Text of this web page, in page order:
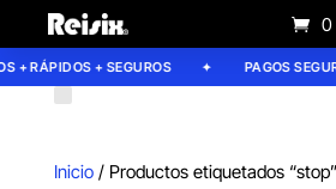
0
+ RÁPIDOS + SEGUROS PAGOS
Inicio/ Productos etiquetados “stop”